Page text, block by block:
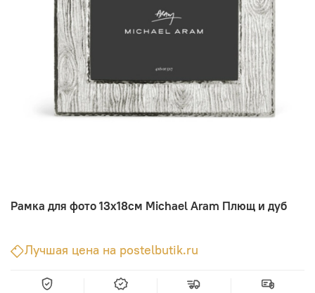
Рамка для фото 13х18см Michael Aram Плющ и дуб
Лучшая цена на postelbutik.ru